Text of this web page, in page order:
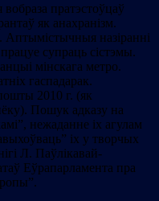
пратэстоўцаў
як анахранізм.
назіранні
супраць сістэмы.
мінскага метро.
гаспадарак.
2010 г. (як
Пошук адказу на
нежаданне іх агулам
іх у творчых
Л. Паўлікавай-
Еўрапарламента пра